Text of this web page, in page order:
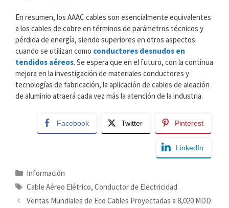
En resumen, los AAAC cables son esencialmente equivalentes
a los cables de cobre en términos de parámetros técnicos y
pérdida de energía, siendo superiores en otros aspectos
cuando se utilizan como conductores desnudos en
tendidos aéreos. Se espera que en el futuro, con la continua
mejora en la investigación de materiales conductores y
tecnologías de fabricación, la aplicación de cables de aleación
de aluminio atraerá cada vez más la atención de la industria.
Facebook Twitter Pinterest
LinkedIn
Categorías
Información
Etiquetas
Cable Aéreo Elétrico, Conductor de Electricidad
Ventas Mundiales de Eco Cables Proyectadas a 8,020 MDD